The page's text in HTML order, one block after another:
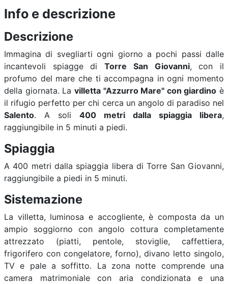
Info e descrizione
Descrizione
Immagina di svegliarti ogni giorno a pochi passi dalle
incantevoli spiagge diTorre San Giovanni, con il
profumo del mare che ti accompagna in ogni momento
della giornata. La villetta "Azzurro Mare" con giardino è
il rifugio perfetto per chi cerca un angolo di paradiso nel
Salento. A soli 400 metri dalla spiaggia libera,
raggiungibile in 5 minuti a piedi.
Spiaggia
A 400 metri dalla spiaggia libera di Torre San Giovanni,
raggiungibile a piedi in 5 minuti.
Sistemazione
La villetta, luminosa e accogliente, è composta da un
ampio soggiorno con angolo cottura completamente
attrezzato (piatti, pentole, stoviglie, caffettiera,
frigorifero con congelatore, forno), divano letto singolo,
TV e pale a soffitto. La zona notte comprende una
camera matrimoniale con aria condizionata e una